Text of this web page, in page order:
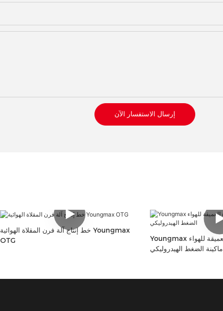
إرسال الاستفسار الآن
خط إنتاج آلة فرن المقلاة الهوائية Youngmax
OTG
Youngmax فرن المقلاة العميقة للهواء OTG
ماكينة الضغط الهيدروليكي